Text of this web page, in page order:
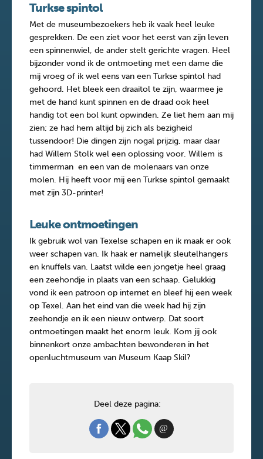
Turkse spintol
Met de museumbezoekers heb ik vaak heel leuke
gesprekken. De een ziet voor het eerst van zijn leven
een spinnenwiel, de ander stelt gerichte vragen. Heel
bijzonder vond ik de ontmoeting met een dame die
mij vroeg of ik wel eens van een Turkse spintol had
gehoord. Het bleek een draaitol te zijn, waarmee je
met de hand kunt spinnen en de draad ook heel
handig tot een bol kunt opwinden. Ze liet hem aan mij
zien; ze had hem altijd bij zich als bezigheid
tussendoor! Die dingen zijn nogal prijzig, maar daar
had Willem Stolk wel een oplossing voor. Willem is
timmerman en een van de molenaars van onze
molen. Hij heeft voor mij een Turkse spintol gemaakt
met zijn 3D-printer!
Leuke ontmoetingen
Ik gebruik wol van Texelse schapen en ik maak er ook
weer schapen van. Ik haak er namelijk sleutelhangers
en knuffels van. Laatst wilde een jongetje heel graag
een zeehondje in plaats van een schaap. Gelukkig
vond ik een patroon op internet en bleef hij een week
op Texel. Aan het eind van die week had hij zijn
zeehondje en ik een nieuw ontwerp. Dat soort
ontmoetingen maakt het enorm leuk. Kom jij ook
binnenkort onze ambachten bewonderen in het
openluchtmuseum van Museum Kaap Skil?
Deel deze pagina: